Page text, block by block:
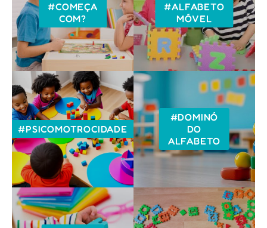
#COMEÇA
COM?
#ALFABETO
MÓVEL
#PSICOMOTROCIDADE
#DOMINÓ
DO
ALFABETO